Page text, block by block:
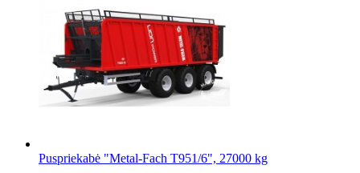
Puspriekabė "Metal-Fach T951/6", 27000 kg